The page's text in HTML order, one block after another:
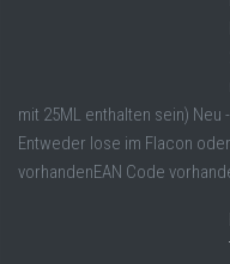
mit 25ML enthalten sein)
Entweder lose im Flacon
vorhandenEAN Code